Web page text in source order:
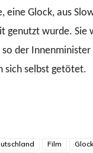
eine Glock, aus
genutzt wurde. Sie
der Innenminister
sich selbst getötet.
Film
Glock